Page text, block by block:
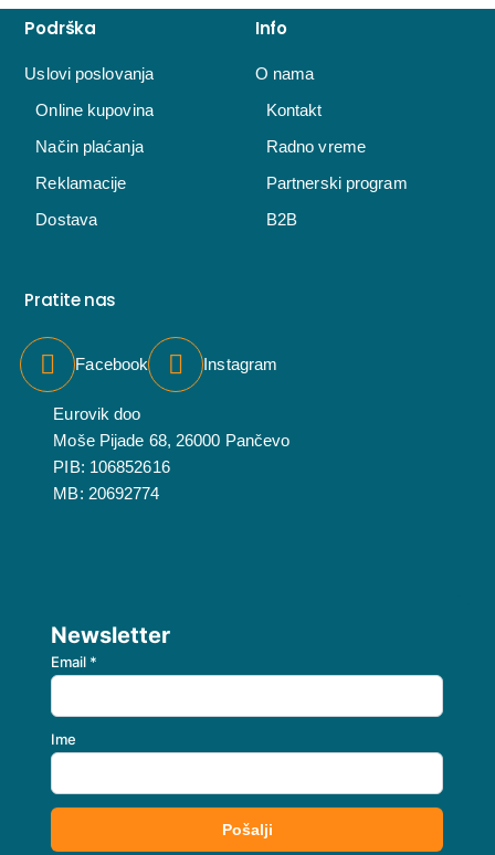
Podrška
Uslovi poslovanja
Online kupovina
Način plaćanja
Reklamacije
Dostava
Info
O nama
Kontakt
Radno vreme
Partnerski program
B2B
Pratite nas
Facebook Instagram
Eurovik doo
Moše Pijade 68, 26000 Pančevo
PIB: 106852616
MB: 20692774